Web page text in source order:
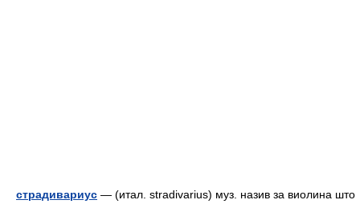
страдивариус — (итал. stradivarius) муз. назив за виолина што